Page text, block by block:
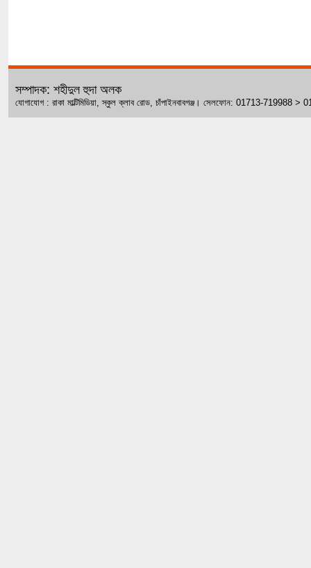
সম্পাদক: শহীদুল হুদা অলক
যোগাযোগ : রাকা মাল্টিমিডিয়া, স্কুল ক্লাব রোড, চাঁপাইনবাবগঞ্জ। সেলফোন: 01713-